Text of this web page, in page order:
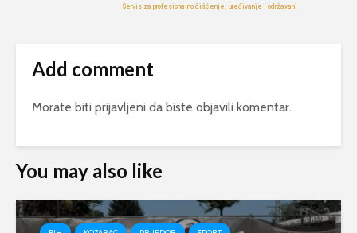
Add comment
Morate biti prijavljeni da biste objavili komentar.
You may also like